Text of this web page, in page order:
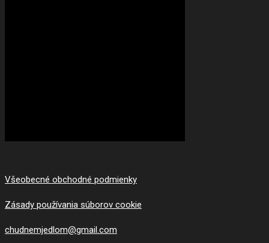
Všeobecné obchodné podmienky
Zásady používania súborov cookie
chudnemjedlom@gmail.com